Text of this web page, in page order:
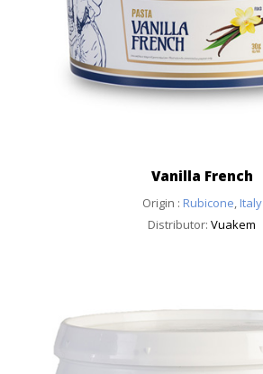
Vanilla French
Origin : Rubicone, Italy
Distributor: Vuakem